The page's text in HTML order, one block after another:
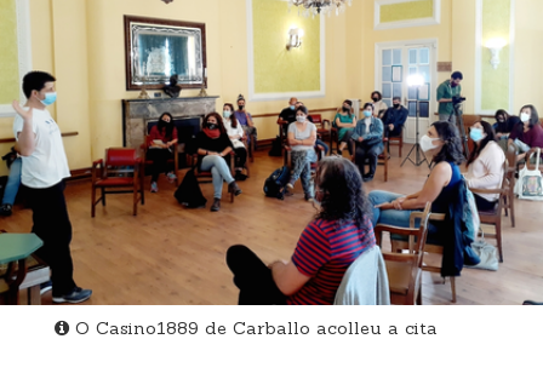
O Casino1889 de Carballo acolleu a cita